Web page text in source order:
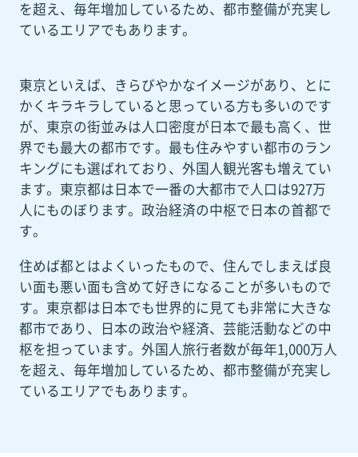
を超え、毎年増加しているため、都市整備が充実し
ているエリアでもあります。
東京といえば、きらびやかなイメージがあり、とに
かくキラキラしていると思っている方も多いのです
が、東京の街並みは人口密度が日本で最も高く、世
界でも最大の都市です。最も住みやすい都市のラン
キングにも選ばれており、外国人観光客も増えてい
ます。東京都は日本で一番の大都市で人口は927万
人にものぼります。政治経済の中枢で日本の首都で
す。
住めば都とはよくいったもので、住んでしまえば良
い面も悪い面も含めて好きになることが多いもので
す。東京都は日本でも世界的に見ても非常に大きな
都市であり、日本の政治や経済、芸能活動などの中
枢を担っています。外国人旅行者数が毎年1,000万人
を超え、毎年増加しているため、都市整備が充実し
ているエリアでもあります。